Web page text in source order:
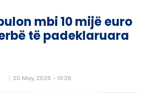
mbi 10 mijë euro
të padeklaruara
20 May, 2026 - 10:26